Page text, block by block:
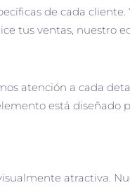
de cada
tus ventas, nuestro
atención a cada
está diseñado
atractiva.